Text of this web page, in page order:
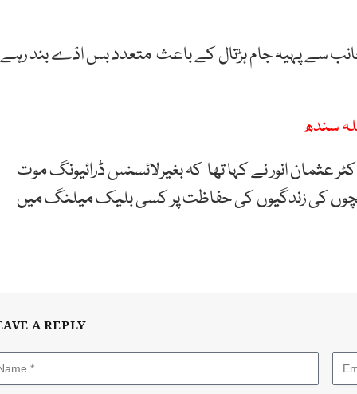
سے پہیہ جام ہڑتال کے باعث متعدد بس اڈے بند رہے
سندھ
عثمان انور نے کہا تھا کہ بغیرلائسنس ڈرائیونگ موت
کی زندگیوں کی حفاظت پر کسی بلیک میلنگ میں
A REPLY